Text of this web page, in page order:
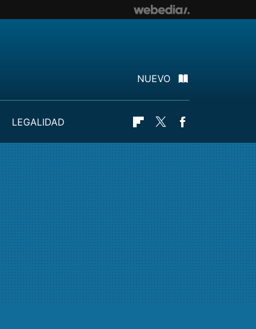
NUEVO
LEGALIDAD
Flipboard
Twitter